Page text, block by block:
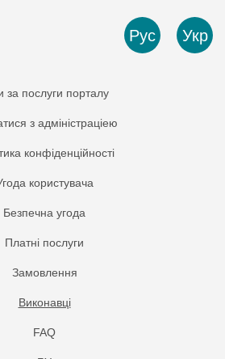
Рус Укр
за послуги порталу
з адміністраціею
конфіденційності
користувача
Безпечна угода
Платнi послуги
Замовлення
Виконавці
FAQ